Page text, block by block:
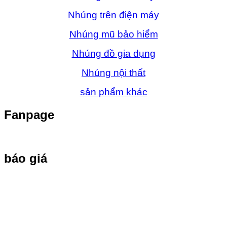
Nhúng trên điện máy
Nhúng mũ bảo hiểm
Nhúng đồ gia dụng
Nhúng nội thất
sản phẩm khác
Fanpage
báo giá